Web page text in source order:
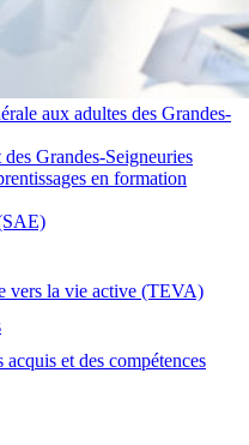
aux adultes des Grandes-
Grandes-Seigneuries
en formation
vers la vie active (TEVA)
acquis et des compétences